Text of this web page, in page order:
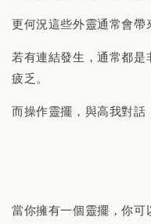
更何況這些外靈通常會帶
若有連結發生，通常都
疲乏。
而操作靈擺，與高我對話
當你擁有一個靈擺，你可